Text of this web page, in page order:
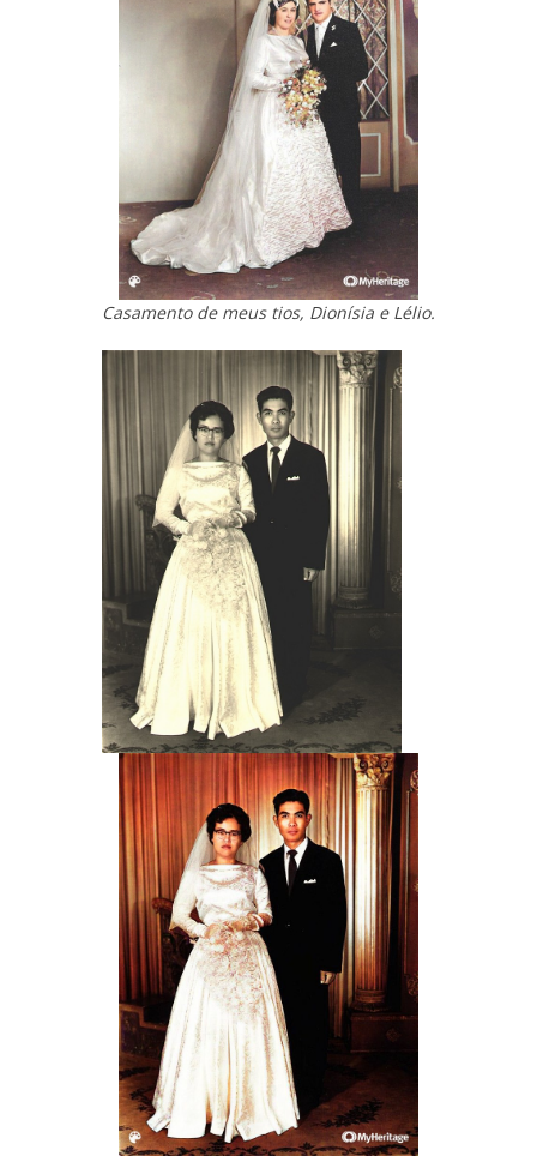
Casamento de meus tios, Dionísia e Lélio.